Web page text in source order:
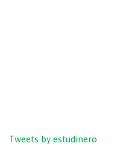
Tweets by estudinero